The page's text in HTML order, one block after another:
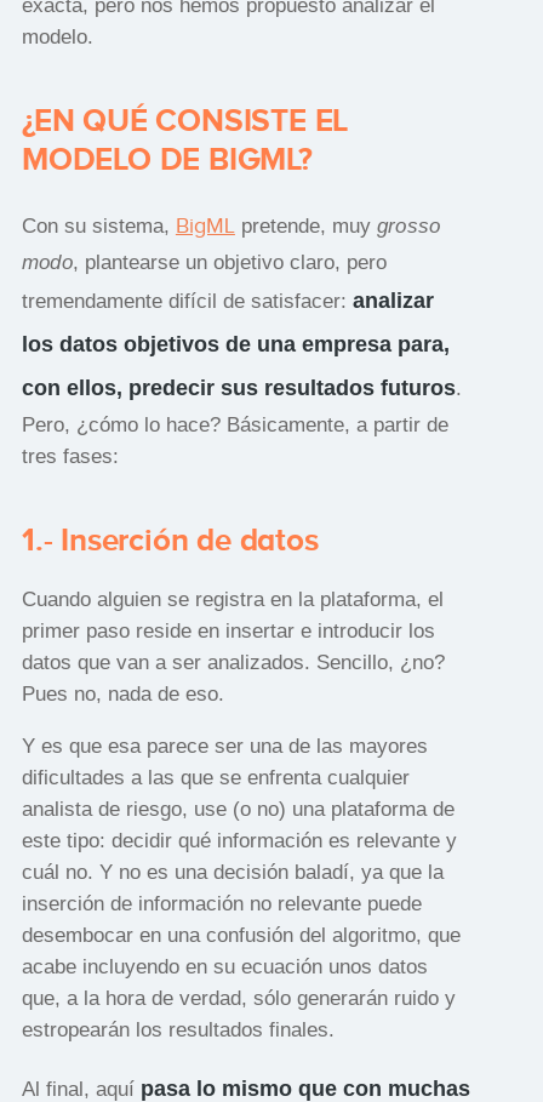
exacta, pero nos hemos propuesto analizar el
modelo.
¿EN QUÉ CONSISTE EL
MODELO DE BIGML?
Con su sistema, BigML pretende, muy grosso
modo, plantearse un objetivo claro, pero
tremendamente difícil de satisfacer: analizar
los datos objetivos de una empresa para,
con ellos, predecir sus resultados futuros.
Pero, ¿cómo lo hace? Básicamente, a partir de
tres fases:
1.- Inserción de datos
Cuando alguien se registra en la plataforma, el
primer paso reside en insertar e introducir los
datos que van a ser analizados. Sencillo, ¿no?
Pues no, nada de eso.
Y es que esa parece ser una de las mayores
dificultades a las que se enfrenta cualquier
analista de riesgo, use (o no) una plataforma de
este tipo: decidir qué información es relevante y
cuál no. Y no es una decisión baladí, ya que la
inserción de información no relevante puede
desembocar en una confusión del algoritmo, que
acabe incluyendo en su ecuación unos datos
que, a la hora de verdad, sólo generarán ruido y
estropearán los resultados finales.
Al final, aquí pasa lo mismo que con muchas